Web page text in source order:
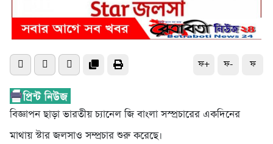
ফ+ ফ- ফ
বিজ্ঞাপন ছাড়া ভারতীয় চ্যানেল জি বাংলা সস্প্রচারের একদিনের
মাথায় স্টার জলসাও সম্প্রচার শুরু করেছে।